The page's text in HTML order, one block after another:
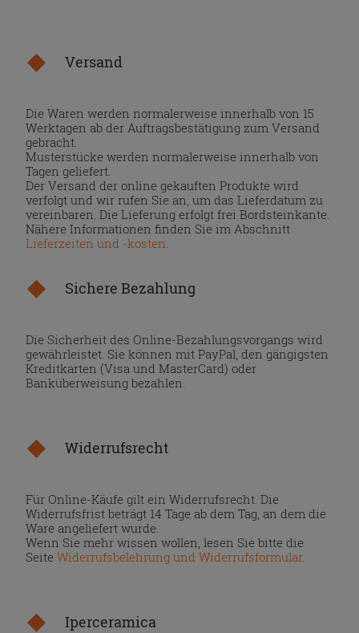
Versand
Die Waren werden normalerweise innerhalb von 15
Werktagen ab der Auftragsbestätigung zum Versand
gebracht.
Musterstücke werden normalerweise innerhalb von
Tagen geliefert.
Der Versand der online gekauften Produkte wird
verfolgt und wir rufen Sie an, um das Lieferdatum zu
vereinbaren. Die Lieferung erfolgt frei Bordsteinkante.
Nähere Informationen finden Sie im Abschnitt
Lieferzeiten und -kosten.
Sichere Bezahlung
Die Sicherheit des Online-Bezahlungsvorgangs wird
gewährleistet. Sie können mit PayPal, den gängigsten
Kreditkarten (Visa und MasterCard) oder
Banküberweisung bezahlen.
Widerrufsrecht
Für Online-Käufe gilt ein Widerrufsrecht. Die
Widerrufsfrist beträgt 14 Tage ab dem Tag, an dem die
Ware angeliefert wurde.
Wenn Sie mehr wissen wollen, lesen Sie bitte die
SeiteWiderrufsbelehrung und Widerrufsformular.
Iperceramica